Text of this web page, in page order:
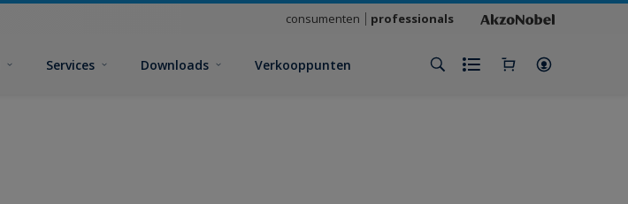
consumenten professionals
Services Downloads Verkooppunten